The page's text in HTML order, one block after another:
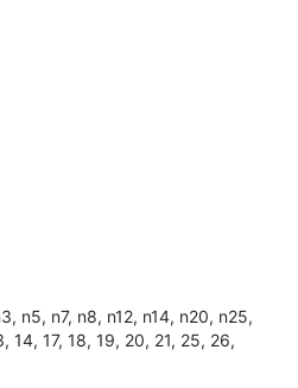
n5, n7, n8, n12, n14, n20, n25,
14, 17, 18, 19, 20, 21, 25, 26,